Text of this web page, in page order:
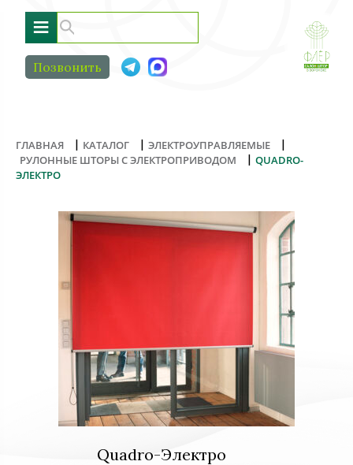
≡
Позвонить
ГЛАВНАЯ | КАТАЛОГ | ЭЛЕКТРОУПРАВЛЯЕМЫЕ |
РУЛОННЫЕ ШТОРЫ С ЭЛЕКТРОПРИВОДОМ | QUADRO-
ЭЛЕКТРО
Quadro-Электро